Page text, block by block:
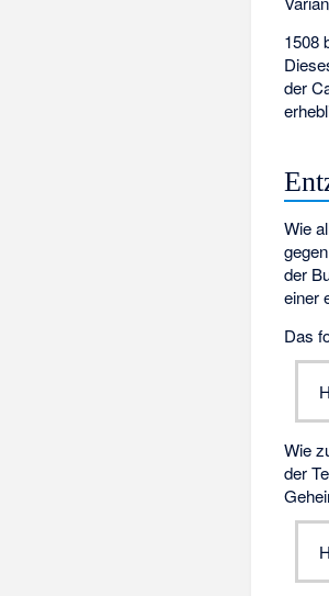
1508
der
Wie
der
einer
Das
Wie
der